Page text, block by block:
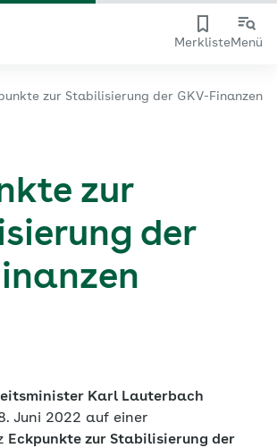
MerklisteMenü
zur Stabilisierung der GKV-Finanzen
zur
der
Karl Lauterbach
Juni 2022 auf einer
Eckpunkte zur Stabilisierung der